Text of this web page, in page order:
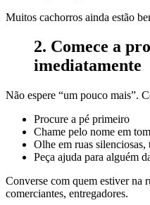
Muitos cachorros ainda estão
2. Comece a
imediatamente
Não espere “um pouco mais”.
Procure a pé primeiro
Chame pelo nome em
Olhe em ruas silenciosas,
Peça ajuda para alguém
Converse com quem estiver na
comerciantes, entregadores.